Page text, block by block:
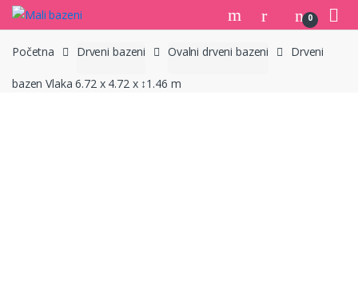
Skip
to
navigation
Skip
to
content
0
Početna Drveni bazeni Ovalni drveni bazeni Drveni
bazen Vlaka 6.72 x 4.72 x ↕1.46 m